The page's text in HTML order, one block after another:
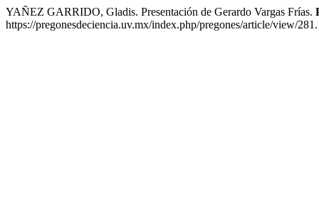
YAÑEZ GARRIDO, Gladis. Presentación de Gerardo Vargas Frías.
https://pregonesdeciencia.uv.mx/index.php/pregones/article/view/